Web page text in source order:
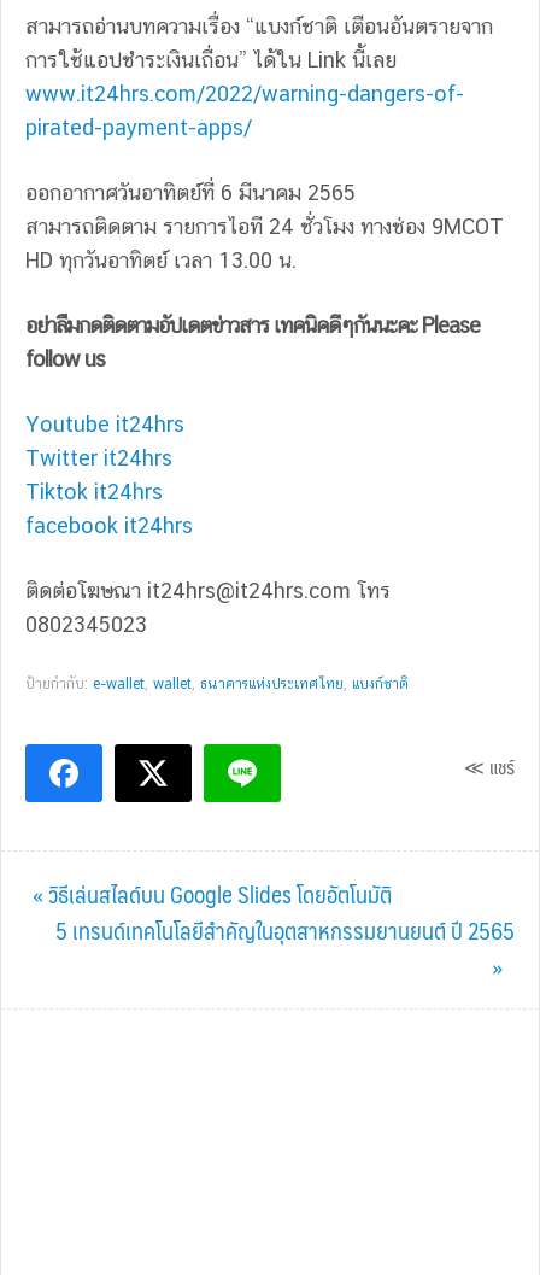
สามารถอ่านบทความเรื่อง “แบงก์ชาติ เตือนอันตรายจาก
การใช้แอปชำระเงินเถื่อน” ได้ใน Link นี้เลย
www.it24hrs.com/2022/warning-dangers-of-
pirated-payment-apps/
ออกอากาศวันอาทิตย์ที่ 6 มีนาคม 2565
สามารถติดตาม รายการไอที 24 ชั่วโมง ทางช่อง 9MCOT
HD ทุกวันอาทิตย์ เวลา 13.00 น.
อย่าลืมกดติดตามอัปเดตข่าวสาร เทคนิคดีๆกันนะคะ Please
follow us
Youtube it24hrs
Twitter it24hrs
Tiktok it24hrs
facebook it24hrs
ติดต่อโฆษณา it24hrs@it24hrs.com โทร
0802345023
ป้ายกำกับ: e-wallet wallet ธนาคารแห่งประเทศไทย แบงก์ชาติ
≪ แชร์
Previous
Post:
« วิธีเล่นสไลด์บน Google Slides โดยอัตโนมัติ
Next
5 เทรนด์เทคโนโลยีสำคัญในอุตสาหกรรมยานยนต์ ปี 2565
»